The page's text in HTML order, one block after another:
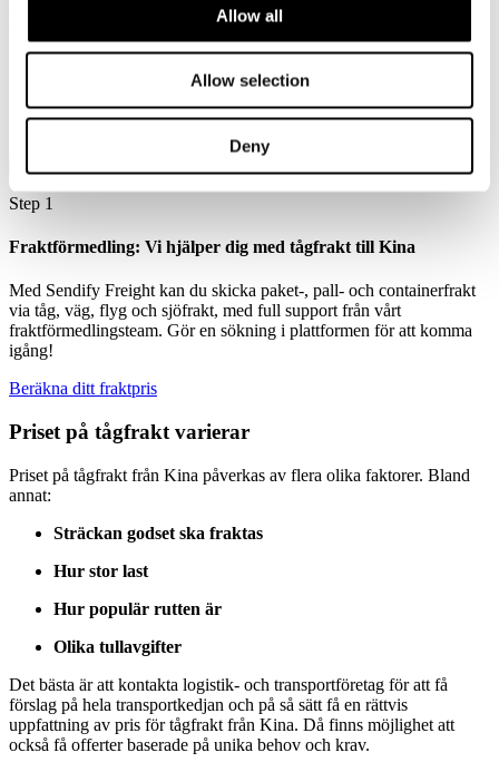
Allow all
Allow selection
Deny
det stadigt ökat. En anledning är covid-19 pandemin då det skedde
stora störningar globalt. Sjöfrakten fick ont om containrar och
flygfrakten blev begränsad på grund av många inställda flyg. Detta
Kina till Sverige har blivit allt vanligare samtidigt som tågrutterna
förbättrats. Med tågfrakt från Kina kan företag minska sina
leveranstider och få fler transportalternativ.
Step 1
Fraktförmedling: Vi hjälper dig med tågfrakt till Kina
Med Sendify Freight kan du skicka paket-, pall- och containerfrakt
via tåg, väg, flyg och sjöfrakt, med full support från vårt
fraktförmedlingsteam. Gör en sökning i plattformen för att komma
igång!
Beräkna ditt fraktpris
Priset på tågfrakt varierar
Priset på tågfrakt från Kina påverkas av flera olika faktorer. Bland
annat:
Sträckan godset ska fraktas
Hur stor last
Hur populär rutten är
Olika tullavgifter
Det bästa är att kontakta logistik- och transportföretag för att få
förslag på hela transportkedjan och på så sätt få en rättvis
uppfattning av pris för tågfrakt från Kina. Då finns möjlighet att
också få offerter baserade på unika behov och krav.